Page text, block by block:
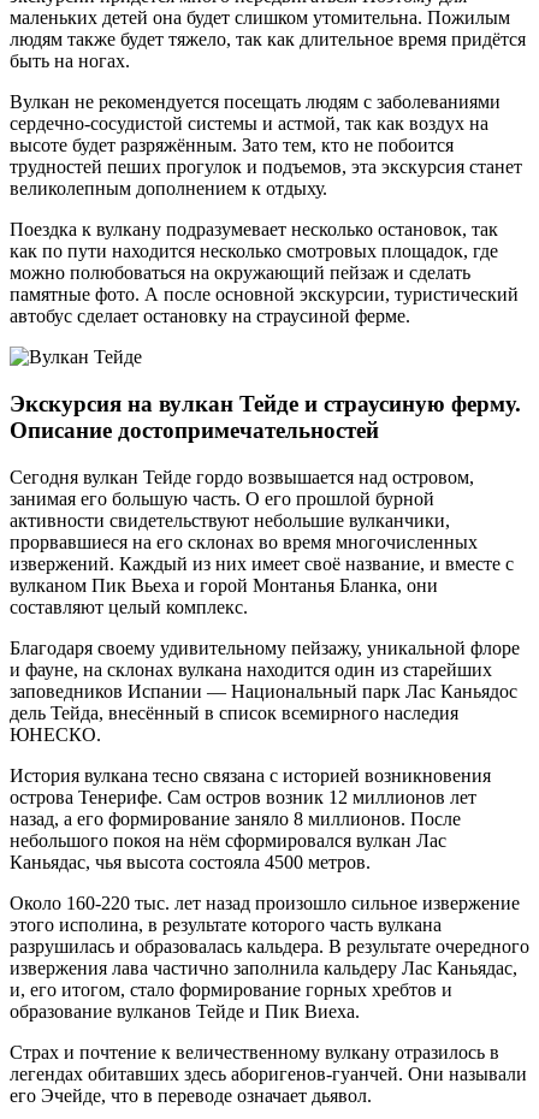
маленьких детей она будет слишком утомительна. Пожилым
людям также будет тяжело, так как длительное время придётся
быть на ногах.
Вулкан не рекомендуется посещать людям с заболеваниями
сердечно-сосудистой системы и астмой, так как воздух на
высоте будет разряжённым. Зато тем, кто не побоится
трудностей пеших прогулок и подъемов, эта экскурсия станет
великолепным дополнением к отдыху.
Поездка к вулкану подразумевает несколько остановок, так
как по пути находится несколько смотровых площадок, где
можно полюбоваться на окружающий пейзаж и сделать
памятные фото. А после основной экскурсии, туристический
автобус сделает остановку на страусиной ферме.
Экскурсия на вулкан Тейде и страусиную ферму.
Описание достопримечательностей
Сегодня вулкан Тейде гордо возвышается над островом,
занимая его большую часть. О его прошлой бурной
активности свидетельствуют небольшие вулканчики,
прорвавшиеся на его склонах во время многочисленных
извержений. Каждый из них имеет своё название, и вместе с
вулканом Пик Вьеха и горой Монтанья Бланка, они
составляют целый комплекс.
Благодаря своему удивительному пейзажу, уникальной флоре
и фауне, на склонах вулкана находится один из старейших
заповедников Испании — Национальный парк Лас Каньядос
дель Тейда, внесённый в список всемирного наследия
ЮНЕСКО.
История вулкана тесно связана с историей возникновения
острова Тенерифе. Сам остров возник 12 миллионов лет
назад, а его формирование заняло 8 миллионов. После
небольшого покоя на нём сформировался вулкан Лас
Каньядас, чья высота состояла 4500 метров.
Около 160-220 тыс. лет назад произошло сильное извержение
этого исполина, в результате которого часть вулкана
разрушилась и образовалась кальдера. В результате очередного
извержения лава частично заполнила кальдеру Лас Каньядас,
и, его итогом, стало формирование горных хребтов и
образование вулканов Тейде и Пик Виеха.
Страх и почтение к величественному вулкану отразилось в
легендах обитавших здесь аборигенов-гуанчей. Они называли
его Эчейде, что в переводе означает дьявол.